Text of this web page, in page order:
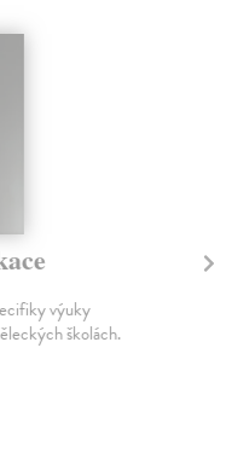
výuky
školách.